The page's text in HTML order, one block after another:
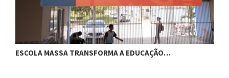
ESCOLA MASSA TRANSFORMA A EDUCAÇÃO…